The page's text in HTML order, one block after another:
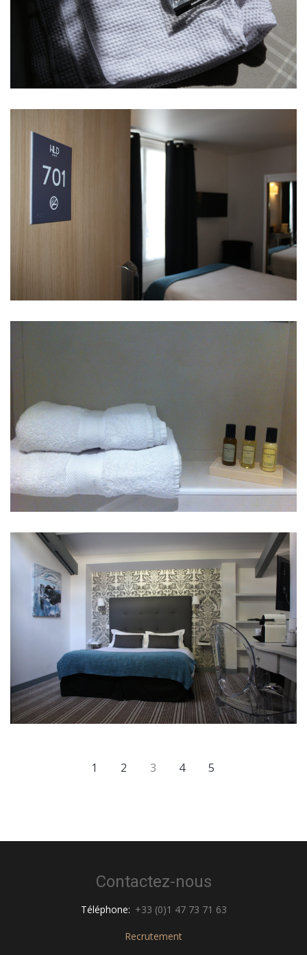
1 2 3 4 5
Contactez-nous
Téléphone: +33 (0)1 47 73 71 63
Recrutement